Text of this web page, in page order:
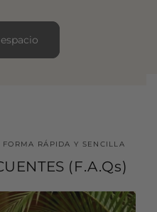
RÁPIDA Y SENCILLA
(F.A.Qs)